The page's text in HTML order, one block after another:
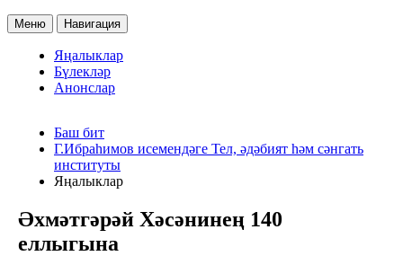
Меню Навигация
Яңалыклар
Бүлекләр
Анонслар
Баш бит
Г.Ибраһимов исемендәге Тел, әдәбият һәм сәнгать
институты
Яңалыклар
Әхмәтгәрәй Хәсәнинең 140
еллыгына